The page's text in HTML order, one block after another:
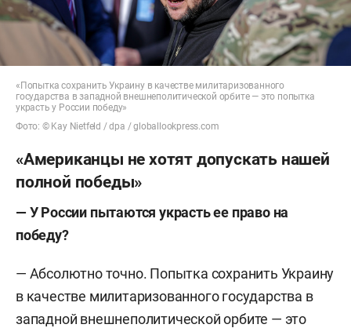
«Попытка сохранить Украину в качестве милитаризованного
государства в западной внешнеполитической орбите — это попытка
украсть у России победу»
Фото: © Kay Nietfeld / dpa / globallookpress.com
«Американцы не хотят допускать нашей
полной победы»
— У России пытаются украсть ее право на
победу?
— Абсолютно точно. Попытка сохранить Украину
в качестве милитаризованного государства в
западной внешнеполитической орбите — это